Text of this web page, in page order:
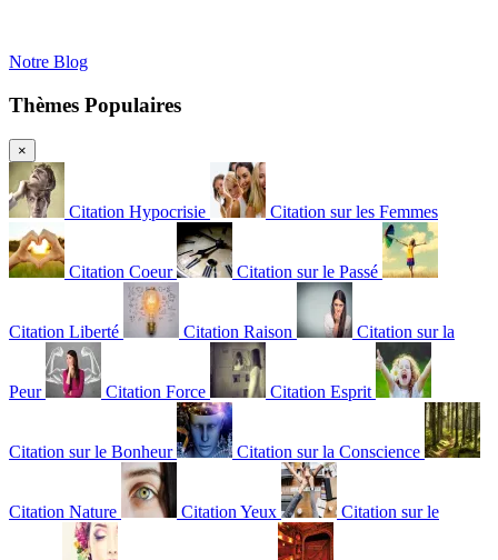
Notre Blog
Thèmes Populaires
×
Citation Hypocrisie Citation sur les Femmes
Citation Coeur Citation sur le Passé
Citation Liberté Citation Raison Citation sur la
Peur Citation Force Citation Esprit
Citation sur le Bonheur Citation sur la Conscience
Citation Nature Citation Yeux Citation sur le